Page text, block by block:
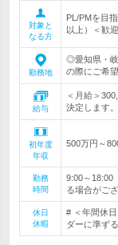
対象と
なる方
PL/PMを目
以上）＜歓
勤務地
◎愛知県・
の際にご希
給与
＜月給＞
決定します
初年度
年収
500万円～
勤務
時間
9:00～18:00
る場合がご
休日
休暇
# ＜年間休
ダーに準ず